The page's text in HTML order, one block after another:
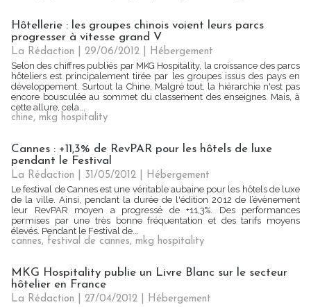
Hôtellerie : les groupes chinois voient leurs parcs
progresser à vitesse grand V
La Rédaction | 29/06/2012
Hébergement
Selon des chiffres publiés par MKG Hospitality, la croissance des parcs
hôteliers est principalement tirée par les groupes issus des pays en
développement. Surtout la Chine. Malgré tout, la hiérarchie n'est pas
encore bousculée au sommet du classement des enseignes. Mais, à
cette allure, cela...
chine, mkg hospitality
Cannes : +11,3% de RevPAR pour les hôtels de luxe
pendant le Festival
La Rédaction | 31/05/2012
Hébergement
Le festival de Cannes est une véritable aubaine pour les hôtels de luxe
de la ville. Ainsi, pendant la durée de l'édition 2012 de l’évènement
leur RevPAR moyen a progressé de +11,3%. Des performances
permises par une très bonne fréquentation et des tarifs moyens
élevés. Pendant le Festival de...
cannes, festival de cannes, mkg hospitality
MKG Hospitality publie un Livre Blanc sur le secteur
hôtelier en France
La Rédaction | 27/04/2012
Hébergement